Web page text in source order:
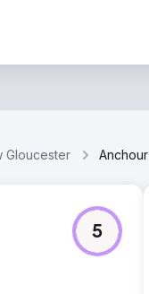
Gloucester Anchour
5